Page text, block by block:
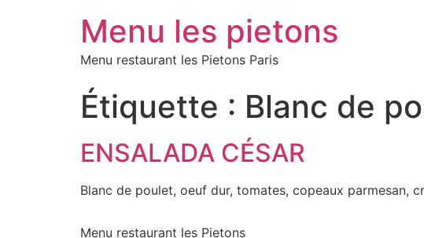
Menu les pietons
Menu restaurant les Pietons Paris
Étiquette : Blanc de
ENSALADA CÉSAR
Blanc de poulet, oeuf dur, tomates, copeaux parmesan,
Menu restaurant les Pietons